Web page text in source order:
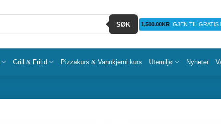
SØK 1,500.00KRIGJEN TIL GRATIS
Grill & Fritid Pizzakurs & Vannkjemi kurs Utemiljø Nyheter